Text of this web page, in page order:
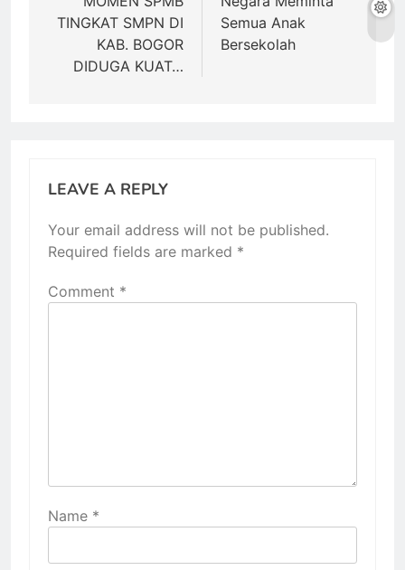
TINGKAT SMPN DI
KAB. BOGOR
DIDUGA KUAT…
Semua Anak
Bersekolah
LEAVE A REPLY
Your email address will not be published.
Required fields are marked *
Comment *
Name *